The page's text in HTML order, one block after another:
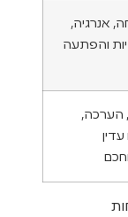
אנרגיה,
והפתעה
הערכה,